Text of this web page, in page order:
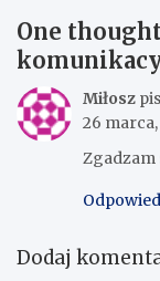
One
Miłosz
26 marca,
Zgadzam
Dodaj